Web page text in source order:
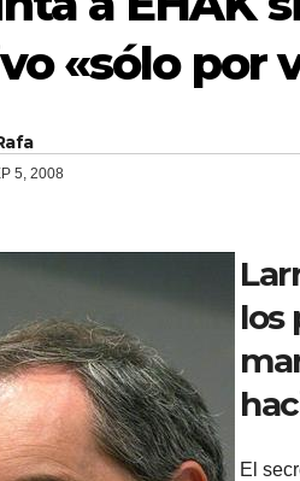
«sólo por
5, 2008
los
El